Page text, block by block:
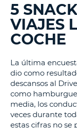
5
VIAJES
COCHE
La última
dio como
descansos al
como
media, los
veces durante
estas cifras no